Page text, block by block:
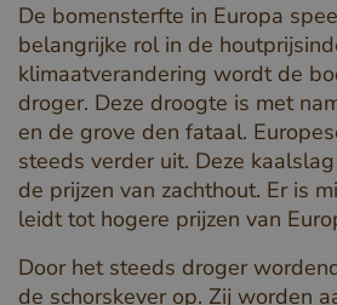
De bomensterfte in Europa
belangrijke rol in de
klimaatverandering wordt de
droger. Deze droogte is met
en de grove den fataal.
steeds verder uit. Deze
de prijzen van zachthout. Er is
leidt tot hogere prijzen van
Door het steeds droger
de schorskever op. Zij worden